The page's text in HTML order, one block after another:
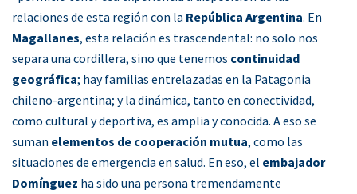
relaciones de esta región con la República Argentina. En
Magallanes, esta relación es trascendental: no solo nos
separa una cordillera, sino que tenemos continuidad
geográfica; hay familias entrelazadas en la Patagonia
chileno-argentina; y la dinámica, tanto en conectividad,
como cultural y deportiva, es amplia y conocida. A eso se
suman elementos de cooperación mutua, como las
situaciones de emergencia en salud. En eso, el embajador
Domínguez ha sido una persona tremendamente